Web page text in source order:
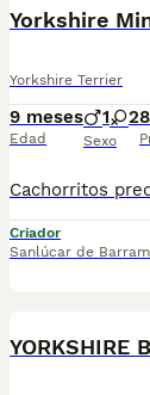
Yorkshire
Yorkshire Terrier
9 meses
Edad
1 2
Sexo
Criador
Sanlúcar de
YORKSHIRE